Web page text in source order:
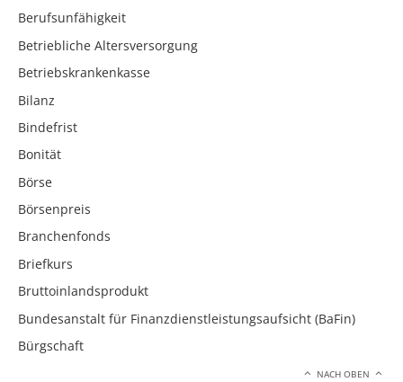
Berufsunfähigkeit
Betriebliche Altersversorgung
Betriebskrankenkasse
Bilanz
Bindefrist
Bonität
Börse
Börsenpreis
Branchenfonds
Briefkurs
Bruttoinlandsprodukt
Bundesanstalt für Finanzdienstleistungsaufsicht (BaFin)
Bürgschaft
NACH OBEN